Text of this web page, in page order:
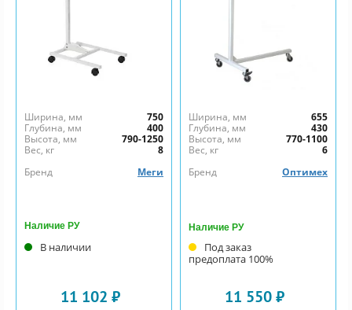
Ширина, мм
750
Глубина, мм
400
Высота, мм
790-1250
Вес, кг
8
Бренд
Меги
Наличие РУ
В наличии
11 102 ₽
Ширина, мм
655
Глубина, мм
430
Высота, мм
770-1100
Вес, кг
6
Бренд
Оптимех
Наличие РУ
Под заказ
предоплата 100%
11 550 ₽